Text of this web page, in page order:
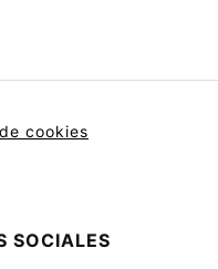
cookies
SOCIALES